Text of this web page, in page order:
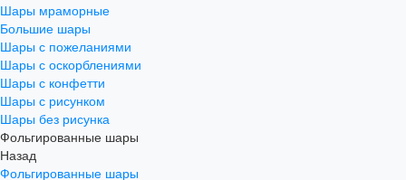
Шары мраморные
Большие шары
Шары с пожеланиями
Шары с оскорблениями
Шары с конфетти
Шары с рисунком
Шары без рисунка
Фольгированные шары
Назад
Фольгированные шары